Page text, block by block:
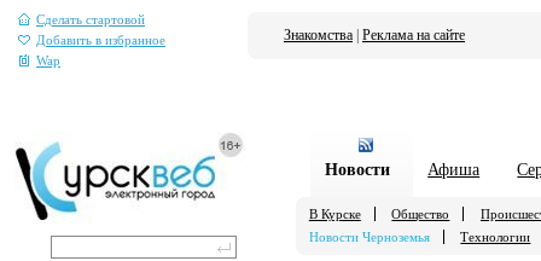
Сделать стартовой
Добавить в избранное
Wap
Знакомства Реклама на сайте
Новости Афиша
В Курске Общество
Новости Черноземья
Технологии